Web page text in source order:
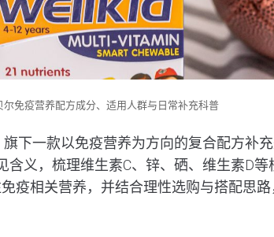
尔免疫营养配方成分、适用人群与日常补充科普
旗下一款以免疫营养为方向的复合配方补
含义，梳理维生素C、锌、硒、维生素D等
疫相关营养，并结合理性选购与搭配思路